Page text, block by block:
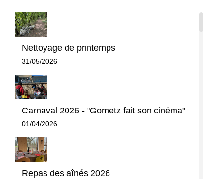
Nettoyage de printemps
31/05/2026
Carnaval 2026 - "Gometz fait son cinéma"
01/04/2026
Repas des aînés 2026